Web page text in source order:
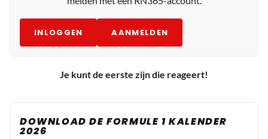
INLOGGEN AANMELDEN
Je kunt de eerste zijn die reageert!
DOWNLOAD DE FORMULE 1 KALENDER
2026